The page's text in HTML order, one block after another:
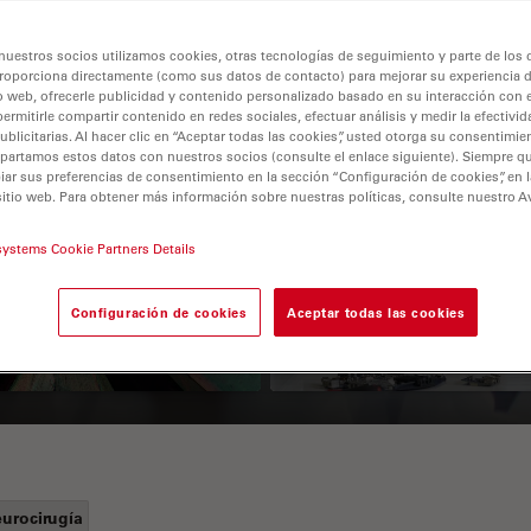
Polarization
Principle
Selecting a Stereo
Microscope
socios utilizamos cookies, otras tecnologías de seguimiento y parte de los
directamente (como sus datos de contacto) para mejorar su experiencia
web, ofrecerle publicidad y contenido personalizado basado en su interacción con
compartir contenido en redes sociales, efectuar análisis y medir la
Al hacer clic en “Aceptar todas las cookies”, usted otorga su
estos datos con nuestros socios (consulte el enlace siguiente). Siempre
sus preferencias de consentimiento en la sección “Configuración de cookies”, en
web. Para obtener más información sobre nuestras políticas, consulte nuestro
Cookie Partners Details
Configuración de cookies Aceptar todas las cookies